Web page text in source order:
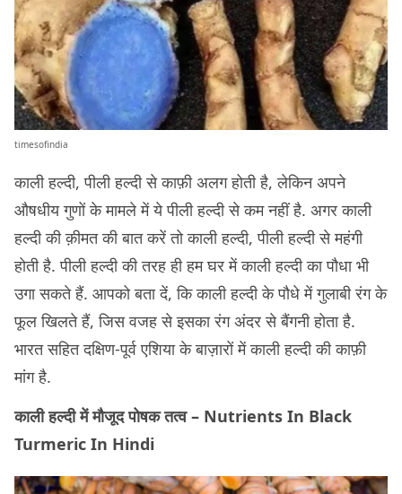
timesofindia
काली हल्दी, पीली हल्दी से काफ़ी अलग होती है, लेकिन अपने
औषधीय गुणों के मामले में ये पीली हल्दी से कम नहीं है. अगर काली
हल्दी की क़ीमत की बात करें तो काली हल्दी, पीली हल्दी से महंगी
होती है. पीली हल्दी की तरह ही हम घर में काली हल्दी का पौधा भी
उगा सकते हैं. आपको बता दें, कि काली हल्दी के पौधे में गुलाबी रंग के
फूल खिलते हैं, जिस वजह से इसका रंग अंदर से बैंगनी होता है.
भारत सहित दक्षिण-पूर्व एशिया के बाज़ारों में काली हल्दी की काफ़ी
मांग है.
काली हल्दी में मौजूद पोषक तत्व – Nutrients In Black
Turmeric In Hindi